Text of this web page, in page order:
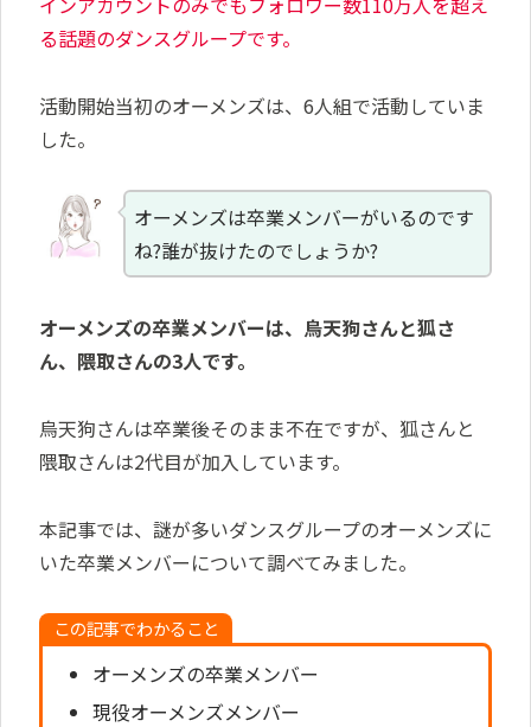
る話題のダンスグループです。
活動開始当初のオーメンズは、6人組で活動していま
した。
オーメンズは卒業メンバーがいるのです
ね?誰が抜けたのでしょうか?
オーメンズの卒業メンバーは、烏天狗さんと狐さ
ん、隈取さんの3人です。
烏天狗さんは卒業後そのまま不在ですが、狐さんと
隈取さんは2代目が加入しています。
本記事では、謎が多いダンスグループのオーメンズに
いた卒業メンバーについて調べてみました。
この記事でわかること
オーメンズの卒業メンバー
現役オーメンズメンバー